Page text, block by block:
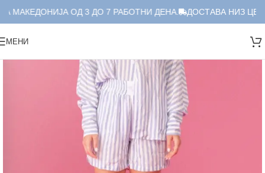
МАКЕДОНИЈА ОД 3 ДО 7 РАБОТНИ ДЕНА. ДОСТАВА НИЗ
МЕНИ